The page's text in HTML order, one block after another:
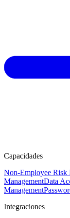
Capacidades
Non-Employee Risk
ManagementData
Management
Integraciones